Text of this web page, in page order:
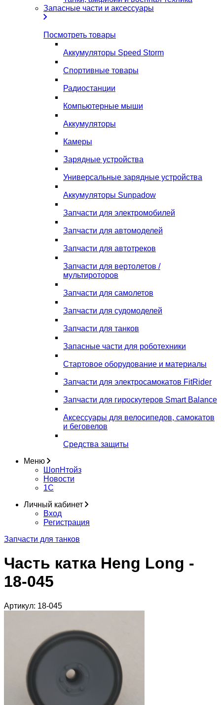
Запасные части и аксессуары
Посмотреть товары
Аккумуляторы Speed Storm
Спортивные товары
Радиостанции
Компьютерные мыши
Аккумуляторы
Камеры
Зарядные устройства
Универсальные зарядные устройства
Аккумуляторы Sunpadow
Запчасти для электромобилей
Запчасти для автомоделей
Запчасти для автотреков
Запчасти для вертолетов /
мультироторов
Запчасти для самолетов
Запчасти для судомоделей
Запчасти для танков
Запасные части для роботехники
Стартовое оборудование и материалы
Запчасти для электросамокатов FitRider
Запчасти для гироскутеров Smart Balance
Аксессуары для велосипедов, самокатов
и беговелов
Средства защиты
Меню
ШопНтойз
Новости
1C
Личный кабинет
Вход
Регистрация
Запчасти для танков
Часть катка Heng Long -
18-045
Артикул: 18-045